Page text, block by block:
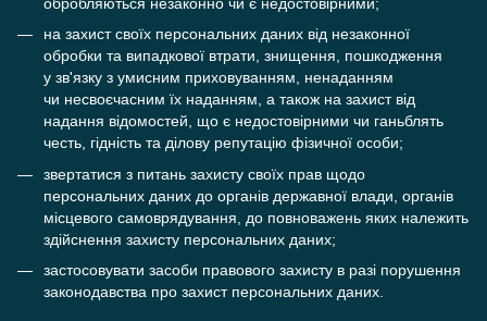
на захист своїх персональних даних від незаконної
обробки та випадкової втрати, знищення, пошкодження
у зв'язку з умисним приховуванням, ненаданням
чи несвоєчасним їх наданням, а також на захист від
надання відомостей, що є недостовірними чи ганьблять
честь, гідність та ділову репутацію фізичної особи;
звертатися з питань захисту своїх прав щодо
персональних даних до органів державної влади, органів
місцевого самоврядування, до повноважень яких належить
здійснення захисту персональних даних;
застосовувати засоби правового захисту в разі порушення
законодавства про захист персональних даних.